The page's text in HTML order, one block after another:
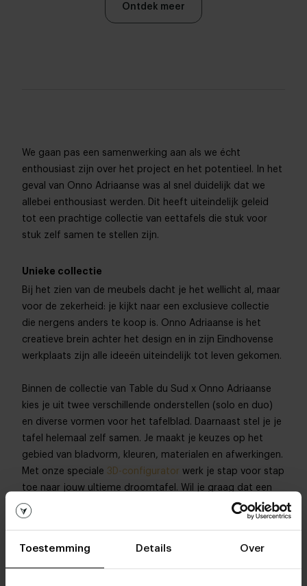
Toestemming Details Over
Ontdek meer
We gaan pas een samenwerking aan als we écht
enthousiast zijn over het project en het potentieel. In het
geval van Onno Adriaanse was al snel duidelijk dat we
allebei enthousiast werden. Dit heeft uiteindelijk geleid
tot een prachtige collectie van eettafels die stuk voor
stuk zelf samen te stellen zijn.
Unieke collectie
Bij het zien van de meubels dacht je het wellicht al, maar
voor de zekerheid: je kijkt naar een exclusieve collectie
die nergens anders te koop is. Onno Adriaanse is het
creatieve brein achter het design en in zijn Eindhovense
werkplaats zijn alle ideeën uiteindelijk tot leven gekomen.
Binnen de collectie van Table du Sud x Onno Adriaanse
kies je uit twee verschillende onderstellen (solo en duo)
en diverse vormen voor het tafelblad. Daarnaast stel je je
tafel helemaal zelf samen. Je maakt je keuzes op het
gebied van bladvorm, kleuren, materialen en afwerkingen.
Met onze speciale 3D-configurator werk je stap voor stap
toe naar jouw ultieme droomtafel. Wil je graag dat een
interieur expert mee kijkt? Bezoek dan een van onze
woonwinkels
Het verhaal van de samenwerking én toelichting over de
verschillende onderstellen hebben we voor je op een rijtje